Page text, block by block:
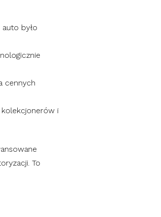
było
cennych
kolekcjonerów i
To